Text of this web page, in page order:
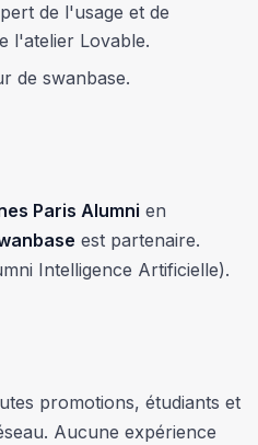
de l'usage et de
l'atelier Lovable.
de swanbase.
Paris Alumni en
est partenaire.
Intelligence Artificielle).
promotions, étudiants et
Aucune expérience